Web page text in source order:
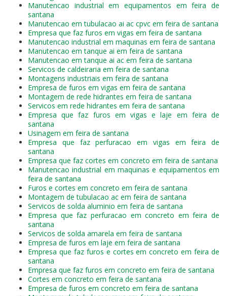
Manutencao industrial em equipamentos em feira de
santana
Manutencao em tubulacao ai ac cpvc em feira de santana
Empresa que faz furos em vigas em feira de santana
Manutencao industrial em maquinas em feira de santana
Manutencao em tanque ai em feira de santana
Manutencao em tanque ai ac em feira de santana
Servicos de caldeiraria em feira de santana
Montagens industriais em feira de santana
Empresa de furos em vigas em feira de santana
Montagem de rede hidrantes em feira de santana
Servicos em rede hidrantes em feira de santana
Empresa que faz furos em vigas e laje em feira de
santana
Usinagem em feira de santana
Empresa que faz perfuracao em vigas em feira de
santana
Empresa que faz cortes em concreto em feira de santana
Manutencao industrial em maquinas e equipamentos em
feira de santana
Furos e cortes em concreto em feira de santana
Montagem de tubulacao ac em feira de santana
Servicos de solda aluminio em feira de santana
Empresa que faz perfuracao em concreto em feira de
santana
Servicos de solda amarela em feira de santana
Empresa de furos em laje em feira de santana
Empresa que faz furos e cortes em concreto em feira de
santana
Empresa que faz furos em concreto em feira de santana
Cortes em concreto em feira de santana
Empresa de furos em concreto em feira de santana